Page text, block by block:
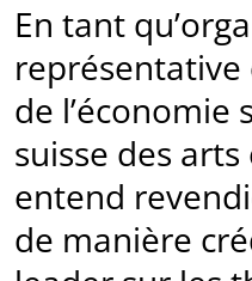
En tant
de l’économie
suisse des
entend
de manière